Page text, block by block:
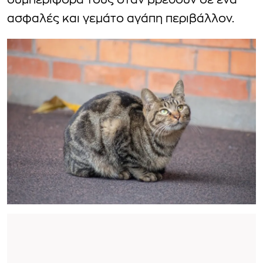
ασφαλές και γεμάτο αγάπη περιβάλλον.